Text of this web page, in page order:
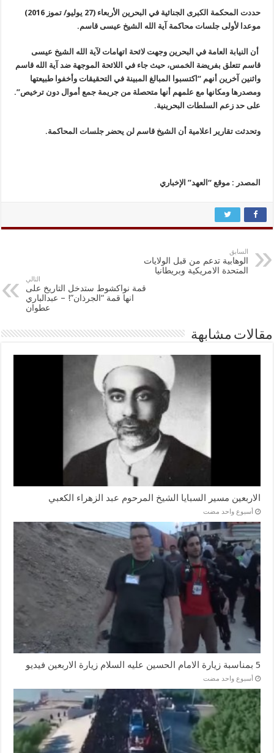
حددت المحكمة الكبرى الجنائية في البحرين الأربعاء (27 يوليو/ تموز 2016)
موعدا لأولى جلسات محاكمة آية الله الشيخ عيسى قاسم.
أن النيابة العامة في البحرين وجهت لائحة اتهامات لآية الله الشيخ عيسى
قاسم تتعلق بفريضة الخمس، حيث جاء في اللائحة الموجهة ضد آية الله قاسم
واثنين آخرين أنهم “اكتسبوا المبالغ المبينة في التحقيقات وأخفوا طبيعتها
ومصدرها ومكانها مع علمهم أنها متحصلة من جريمة جمع أموال دون ترخيص”.
على حد زعم السلطات البحرينية.
وتحدثت تقارير اعلامية أن الشيخ قاسم لن يحضر جلسات المحاكمة.
المصدر : موقع “العهد” الإخباري
السابق
الوهابية تدعم من قبل الولايات
المتحدة الامريكية وبريطانيا
التالي
قمة نواكشوط ستدخل التاريخ على
انها قمة “الجرذان”! – عبدالباري
عطوان
مقالات مشابهة
الاربعين مسير السبايا الشيخ المرحوم عبد الزهراء الكعبي
‏أسبوع واحد مضت
5 بمناسبة زيارة الامام الحسين عليه السلام زيارة الاربعين فيديو
‏أسبوع واحد مضت